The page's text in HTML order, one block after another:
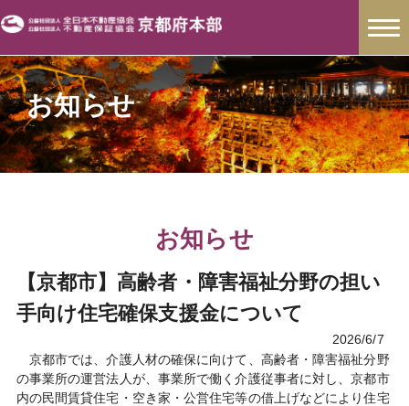
お知らせ
お知らせ
【京都市】高齢者・障害福祉分野の担い
手向け住宅確保支援金について
2026/6/7
京都市では、介護人材の確保に向けて、高齢者・障害福祉分野
の事業所の運営法人が、事業所で働く介護従事者に対し、京都市
内の民間賃貸住宅・空き家・公営住宅等の借上げなどにより住宅